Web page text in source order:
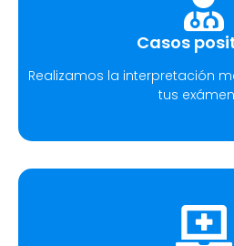
Casos
Realizamos la interpretación
tus